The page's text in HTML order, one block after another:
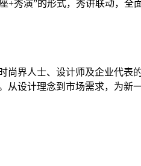
+秀演”的形式，秀讲联动，全
人士、设计师及企业代表的
从设计理念到市场需求，为新